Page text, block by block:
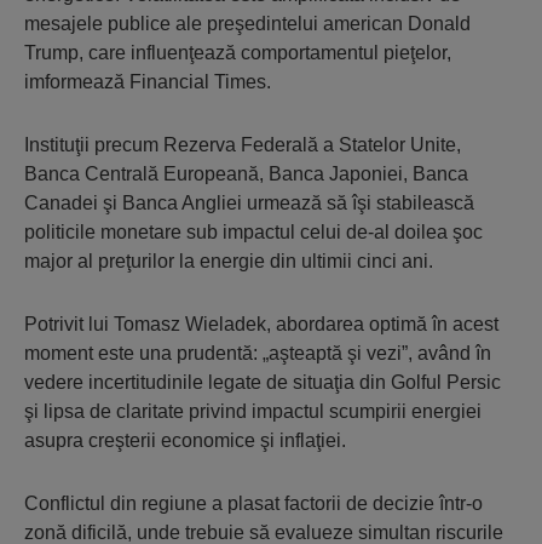
mesajele publice ale preşedintelui american Donald
Trump, care influenţează comportamentul pieţelor,
imformează Financial Times.
Instituţii precum Rezerva Federală a Statelor Unite,
Banca Centrală Europeană, Banca Japoniei, Banca
Canadei şi Banca Angliei urmează să îşi stabilească
politicile monetare sub impactul celui de-al doilea şoc
major al preţurilor la energie din ultimii cinci ani.
Potrivit lui Tomasz Wieladek, abordarea optimă în acest
moment este una prudentă: „aşteaptă şi vezi”, având în
vedere incertitudinile legate de situaţia din Golful Persic
şi lipsa de claritate privind impactul scumpirii energiei
asupra creşterii economice şi inflaţiei.
Conflictul din regiune a plasat factorii de decizie într-o
zonă dificilă, unde trebuie să evalueze simultan riscurile